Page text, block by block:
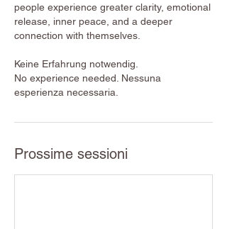
people experience greater clarity, emotional
release, inner peace, and a deeper
connection with themselves.
Keine Erfahrung notwendig.
No experience needed. Nessuna
esperienza necessaria.
Prossime sessioni